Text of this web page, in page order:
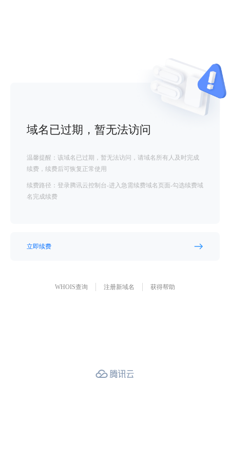
域名已过期，暂无法访问
温馨提醒：该域名已过期，暂无法访问，请域名所有人及时完成
续费，续费后可恢复正常使用
续费路径：登录腾讯云控制台-进入急需续费域名页面-勾选续费域
名完成续费
立即续费
WHOIS查询 注册新域名 获得帮助